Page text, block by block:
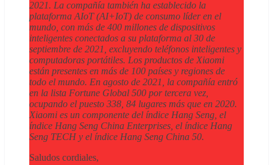
2021. La compañía también ha establecido la
plataforma AIoT (AI+IoT) de consumo líder en el
mundo, con más de 400 millones de dispositivos
inteligentes conectados a su plataforma al 30 de
septiembre de 2021, excluyendo teléfonos inteligentes y
computadoras portátiles. Los productos de Xiaomi
están presentes en más de 100 países y regiones de
todo el mundo. En agosto de 2021, la compañía entró
en la lista Fortune Global 500 por tercera vez,
ocupando el puesto 338, 84 lugares más que en 2020.
Xiaomi es un componente del índice Hang Seng, el
índice Hang Seng China Enterprises, el índice Hang
Seng TECH y el índice Hang Seng China 50.
Saludos cordiales,